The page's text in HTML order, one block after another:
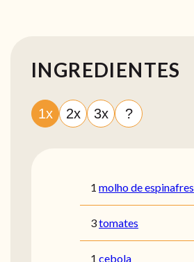
INGREDIENTES
1x 2x 3x ?
1 molho de espinafres
3tomates
1 cebola